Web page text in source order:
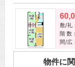
敷/礼
階 数
間/広
物件に